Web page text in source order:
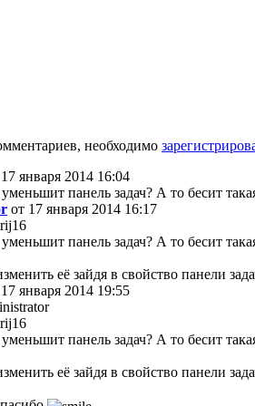
необходимо
января 2014 16:04
панель задач? А то бесит
от 17 января 2014 16:17
панель задач? А то бесит
её зайдя в свойство панели
января 2014 19:55
панель задач? А то бесит
её зайдя в свойство панели